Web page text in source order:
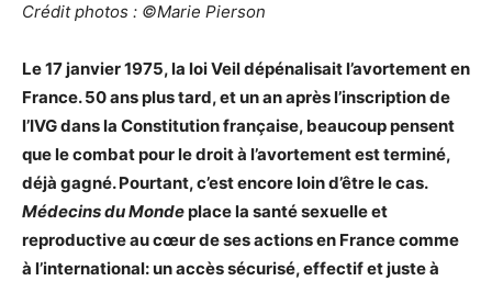
Crédit photos : ©Marie Pierson
Le 17 janvier 1975, la loi Veil dépénalisait l’avortement en
France. 50 ans plus tard, et un an après l’inscription de
l’IVG dans la Constitution française, beaucoup pensent
que le combat pour le droit à l’avortement est terminé,
déjà gagné. Pourtant, c’est encore loin d’être le cas.
Médecins du Mondeplace la santé sexuelle et
reproductive au cœur de ses actions en France comme
à l’international: un accès sécurisé, effectif et juste à